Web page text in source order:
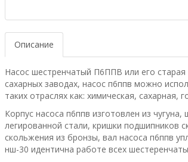
Описание
Насос шестренчатый П6ППВ или его
сахарных заводах, насос п6ппв можно
таких отраслях как: химическая,
Корпус насоса п6ппв изготовлен из
легированной стали, кришки подшипников
скольжения из бронзы, вал насоса п6ппв
нш-30 идентична работе всех